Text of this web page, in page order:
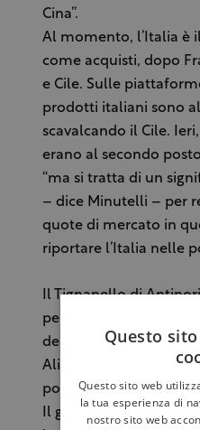
Cina”.
Al momento, l’Italia è
come acquisti, dopo
e Cile. Sulle
prodotti italiani sono
scavalcando il Cile.
erano al secondo
“ma si tratta di un
– dice Minutelli – per
quote di mercato in
riportare l’Italia nelle
Il Tignanello di
per il brindisi durante
del Consiglio Matteo
Alibaba con Jack Ma, è
poche ore.
Il gruppo
Questo
Questo sito web
la tua esperienza di
nostro sito web